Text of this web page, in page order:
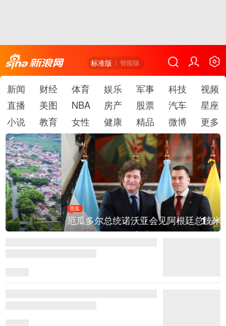
标准版 智能版
新闻 财经 体育 娱乐 军事 科技
视频
直播
美图 NBA 房产 股票 汽车
星座
小说
教育 女性 健康 精品 微博 更多
图集
厄瓜多尔总统诺沃亚会见阿根廷总统米莱 1/6